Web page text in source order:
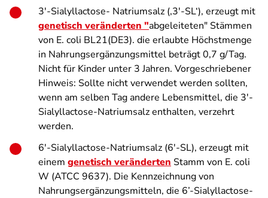
3′-Sialyllactose- Natriumsalz (‚3′-SL‘), erzeugt mit
genetisch veränderten "abgeleiteten" Stämmen
von E. coli BL21(DE3). die erlaubte Höchstmenge
in Nahrungsergänzungsmittel beträgt 0,7 g/Tag.
Nicht für Kinder unter 3 Jahren. Vorgeschriebener
Hinweis: Sollte nicht verwendet werden sollten,
wenn am selben Tag andere Lebensmittel, die 3′-
Sialyllactose-Natriumsalz enthalten, verzehrt
werden.
6′-Sialyllactose-Natriumsalz (6′-SL), erzeugt mit
einem genetisch veränderten Stamm von E. coli
W (ATCC 9637). Die Kennzeichnung von
Nahrungsergänzungsmitteln, die 6’-Sialyllactose-